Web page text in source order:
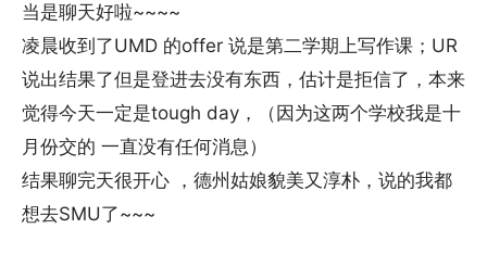
当是聊天好啦~~~~
凌晨收到了UMD 的offer 说是第二学期上写作课；UR
说出结果了但是登进去没有东西，估计是拒信了，本来
觉得今天一定是tough day，（因为这两个学校我是十
月份交的 一直没有任何消息）
结果聊完天很开心 ，德州姑娘貌美又淳朴，说的我都
想去SMU了~~~